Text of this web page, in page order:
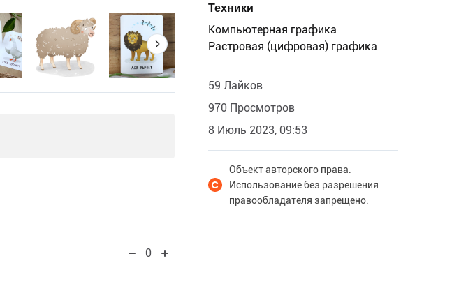
0
Техники
Компьютерная графика
Растровая (цифровая) графика
59 Лайков
970 Просмотров
8 Июль 2023, 09:53
Объект авторского права.
Использование без разрешения
правообладателя запрещено.